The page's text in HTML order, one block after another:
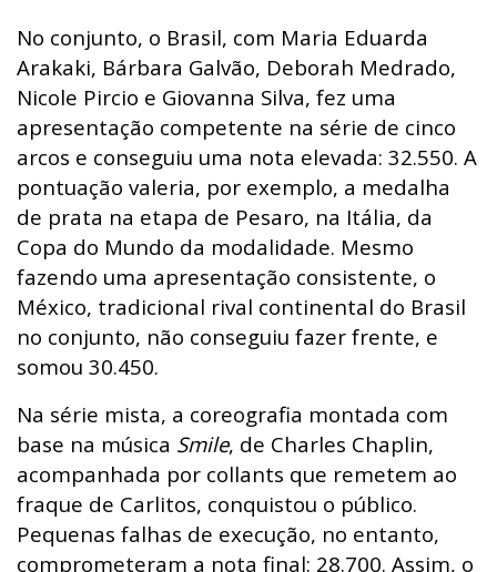
No conjunto, o Brasil, com Maria Eduarda
Arakaki, Bárbara Galvão, Deborah Medrado,
Nicole Pircio e Giovanna Silva, fez uma
apresentação competente na série de cinco
arcos e conseguiu uma nota elevada: 32.550. A
pontuação valeria, por exemplo, a medalha
de prata na etapa de Pesaro, na Itália, da
Copa do Mundo da modalidade. Mesmo
fazendo uma apresentação consistente, o
México, tradicional rival continental do Brasil
no conjunto, não conseguiu fazer frente, e
somou 30.450.
Na série mista, a coreografia montada com
base na música Smile, de Charles Chaplin,
acompanhada por collants que remetem ao
fraque de Carlitos, conquistou o público.
Pequenas falhas de execução, no entanto,
comprometeram a nota final: 28.700. Assim, o